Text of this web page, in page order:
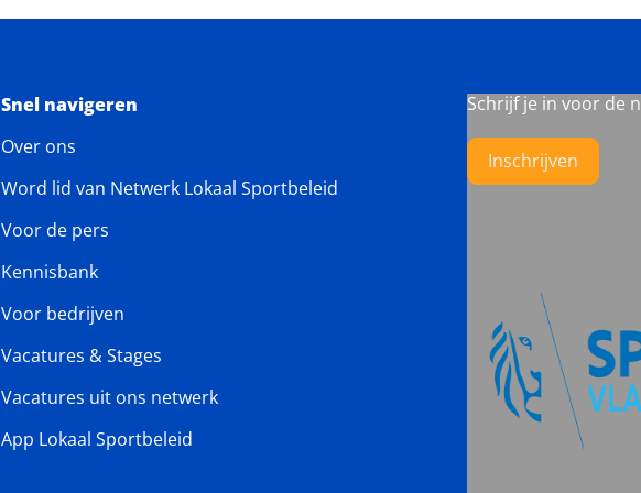
Snel navigeren
Over ons
Word lid van Netwerk Lokaal Sportbeleid
Voor de pers
Kennisbank
Voor bedrijven
Vacatures & Stages
Vacatures uit ons netwerk
App Lokaal Sportbeleid
Schrijf je in voor de
Inschrijven